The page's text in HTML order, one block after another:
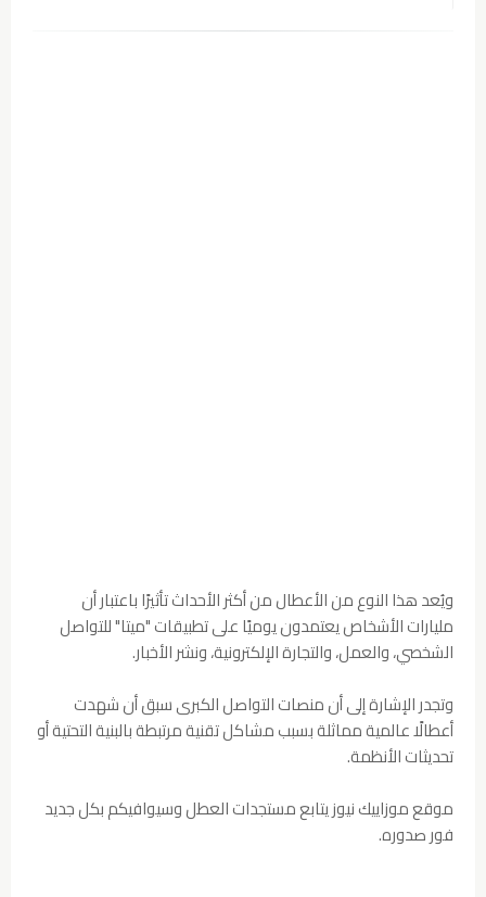
ويُعد هذا النوع من الأعطال من أكثر الأحداث تأثيرًا باعتبار أن
مليارات الأشخاص يعتمدون يوميًا على تطبيقات "ميتا" للتواصل
الشخصي، والعمل، والتجارة الإلكترونية، ونشر الأخبار.
وتجدر الإشارة إلى أن منصات التواصل الكبرى سبق أن شهدت
أعطالًا عالمية مماثلة بسبب مشاكل تقنية مرتبطة بالبنية التحتية أو
تحديثات الأنظمة.
موقع موزاييك نيوز يتابع مستجدات العطل وسيوافيكم بكل جديد
فور صدوره.